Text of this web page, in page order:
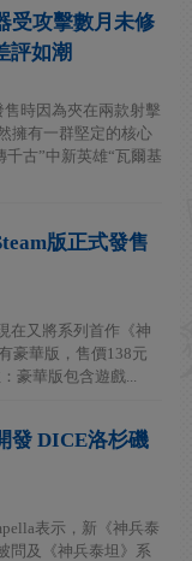
受攻擊數月未修
評如潮
售時因為夾在兩款射擊
擁有一群堅定的核心
古”中新英雄“瓦爾基
版正式發售
在又將系列首作《神
豪華版，售價138元
豪華版包含遊戲...
發 DICE洛杉磯
表示，新《神兵泰
問及《神兵泰坦》系